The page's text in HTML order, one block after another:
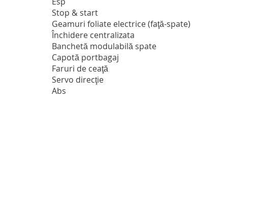
Stop & start
Geamuri foliate electrice (faţă-spate)
Închidere centralizata
Banchetă modulabilă spate
Capotă portbagaj
Faruri de ceaţă
Servo direcţie
Abs